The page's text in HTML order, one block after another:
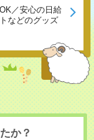
／安心の日給
などのグッズ
か？